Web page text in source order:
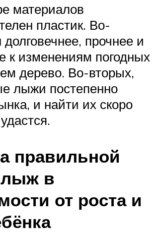
материалов
пластик. Во-
прочнее и
к изменениям погодных
дерево. Во-вторых,
лыжи постепенно
и найти их скоро
правильной
в
от роста и